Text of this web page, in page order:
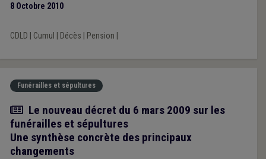
8 Octobre 2010
CDLD Cumul Décès Pension
Funérailles et sépultures
Article
Le nouveau décret du 6 mars 2009 sur les
funérailles et sépultures
Une synthèse concrète des principaux
changements